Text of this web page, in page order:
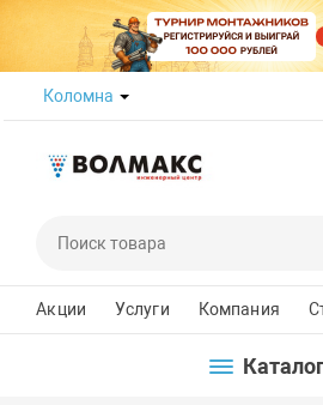
Коломна
Акции Услуги Компания